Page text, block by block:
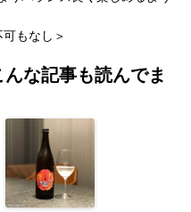
もなし＞
な記事も読んでま